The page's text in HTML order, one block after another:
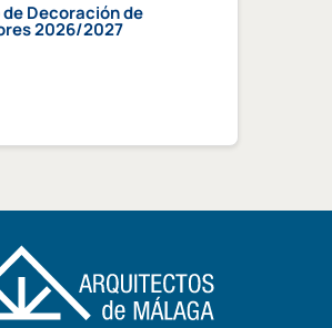
Decoración de
2026/2027